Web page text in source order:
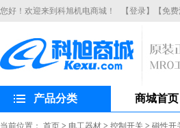
您好！欢迎来到科旭机电商城！ 【登录】 【免
产品分类 商城首页
当前位置： 首页 > 电工器材 > 控制开关 > 磁性开